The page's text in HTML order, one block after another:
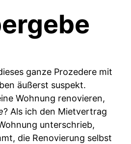
ganze Prozedere mit
äußerst suspekt.
Wohnung renovieren,
? Als ich den Mietvertrag
unterschrieb,
die Renovierung selbst